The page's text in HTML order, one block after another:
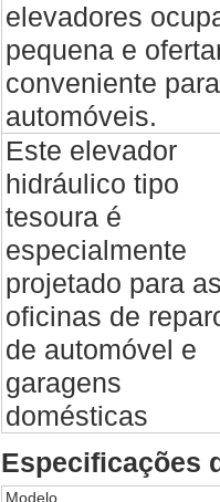
elevadores
pequena e
conveniente
automóveis.
Este elevador
hidráulico tipo
tesoura é
especialmente
projetado para
oficinas de
de automóvel e
garagens
domésticas
Especificações
Modelo